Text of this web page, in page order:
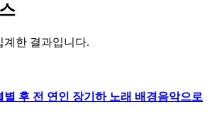
계한 결과입니다.
별 후 전 연인 장기하 노래 배경음악으로